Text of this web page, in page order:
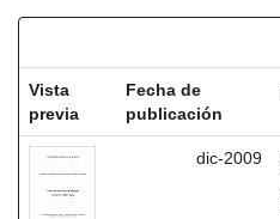
Vista
previa
Fecha de
publicación
dic-2009